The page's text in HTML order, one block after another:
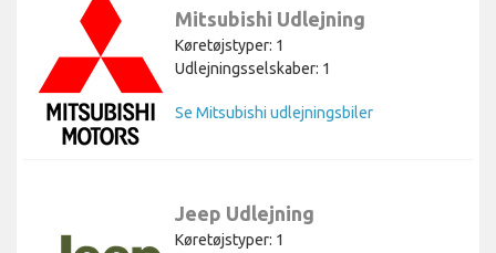
Mitsubishi Udlejning
Køretøjstyper: 1
Udlejningsselskaber: 1
Se Mitsubishi udlejningsbiler
Jeep Udlejning
Køretøjstyper: 1